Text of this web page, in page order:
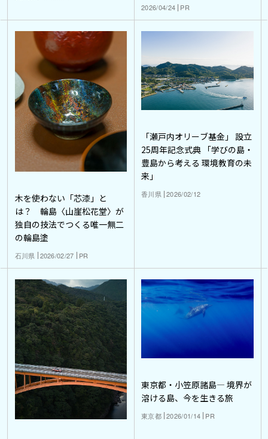
2026/04/24 PR
木を使わない「芯漆」と
は？ 輪島〈山崖松花堂〉が
独自の技法でつくる唯一無二
の輪島塗
石川県 2026/02/27 PR
「瀬戸内オリーブ基金」 設立
25周年記念式典 「学びの島・
豊島から考える 環境教育の未
来」
香川県 2026/02/12
東京都・小笠原諸島― 境界が
溶ける島、今を生きる旅
東京都 2026/01/14 PR